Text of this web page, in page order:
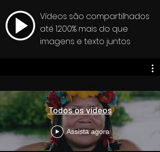
Vídeos são compartilhados
até 1200% mais do que
imagens e texto juntos
Todos os vídeos
Assista agora